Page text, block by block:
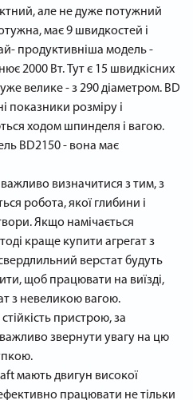
але не дуже потужний
має 9 швидкостей і
продуктивніша модель -
2000 Bт. Тут є 15 швидкісних
велике - з 290 діаметром. BD
показники розміру і
ходом шпинделя і вагою.
BD2150 - вона має
визначитися з тим, з
робота, якої глибини і
Якщо намічається
краще купити агрегат з
верстат будуть
щоб працювати на виїзді,
з невеликою вагою.
пристрою, за
звернути увагу на цю
мають двигун високої
працювати не тільки